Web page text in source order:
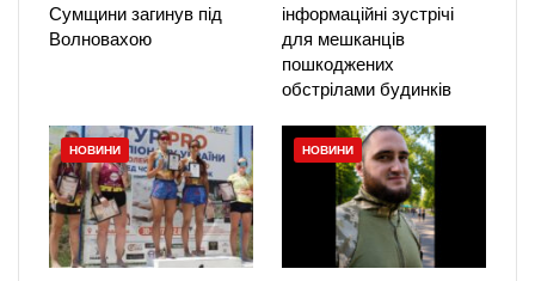
Сумщини загинув під
Волновахою
інформаційні зустрічі
для мешканців
пошкоджених
обстрілами будинків
НОВИНИ НОВИНИ